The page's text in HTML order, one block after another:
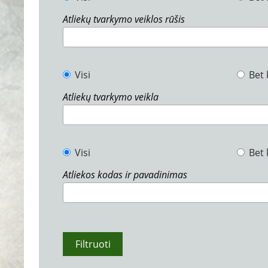
Atliekų tvarkymo veiklos rūšis
Visi
Bet
Atliekų tvarkymo veikla
Visi
Bet
Atliekos kodas ir pavadinimas
Filtruoti